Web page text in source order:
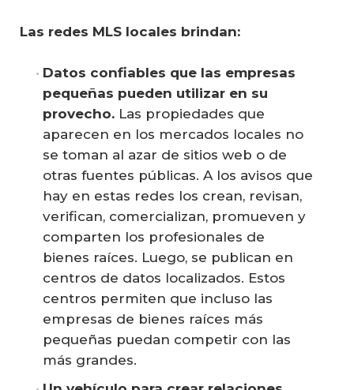
Las redes MLS locales brindan:
Datos confiables que las empresas
pequeñas pueden utilizar en su
provecho. Las propiedades que
aparecen en los mercados locales no
se toman al azar de sitios web o de
otras fuentes públicas. A los avisos que
hay en estas redes los crean, revisan,
verifican, comercializan, promueven y
comparten los profesionales de
bienes raíces. Luego, se publican en
centros de datos localizados. Estos
centros permiten que incluso las
empresas de bienes raíces más
pequeñas puedan competir con las
más grandes.